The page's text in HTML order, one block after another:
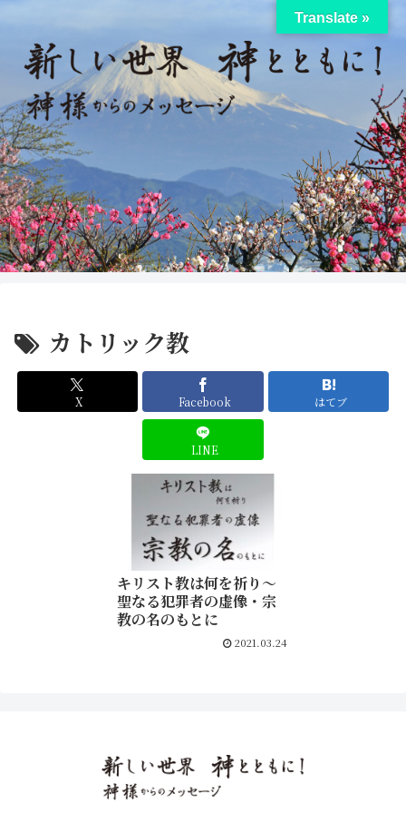
カトリック教
X Facebook はてブ
LINE
キリスト教は何を祈り〜
聖なる犯罪者の虚像・宗
教の名のもとに
2021.03.24
Translate »